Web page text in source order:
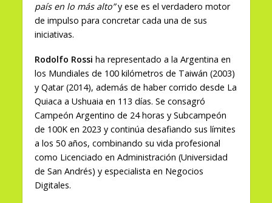
país en lo más alto”y ese es el verdadero motor
de impulso para concretar cada una de sus
iniciativas.
Rodolfo Rossi ha representado a la Argentina en
los Mundiales de 100 kilómetros de Taiwán (2003)
y Qatar (2014), además de haber corrido desde La
Quiaca a Ushuaia en 113 días. Se consagró
Campeón Argentino de 24 horas y Subcampeón
de 100K en 2023 y continúa desafiando sus límites
a los 50 años, combinando su vida profesional
como Licenciado en Administración (Universidad
de San Andrés) y especialista en Negocios
Digitales.